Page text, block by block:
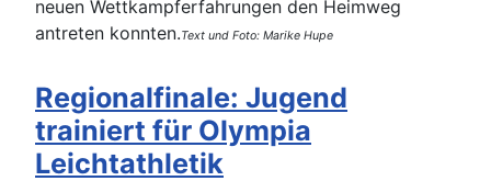
neuen Wettkampferfahrungen den Heimweg
antreten konnten.Text und Foto: Marike Hupe
Regionalfinale: Jugend
trainiert für Olympia
Leichtathletik